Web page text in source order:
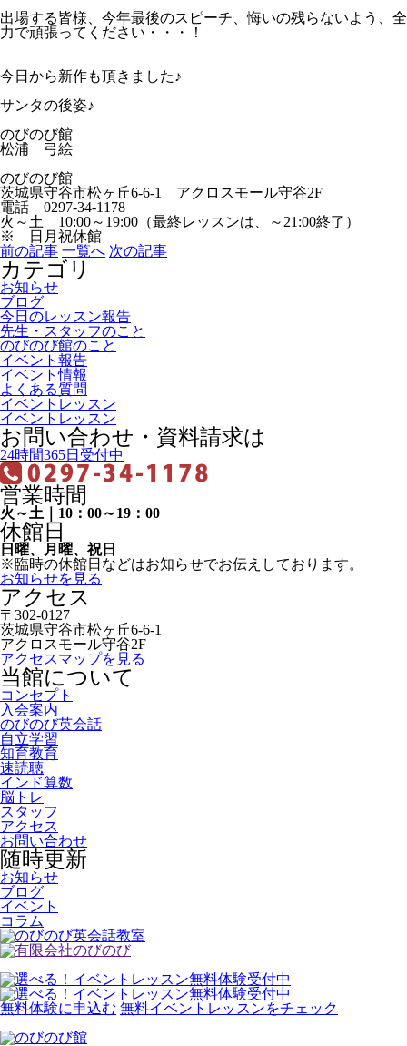
出場する皆様、今年最後のスピーチ、悔いの残らないよう、全
力で頑張ってください・・・！
今日から新作も頂きました♪
サンタの後姿♪
のびのび館
松浦 弓絵
のびのび館
茨城県守谷市松ヶ丘6-6-1 アクロスモール守谷2F
電話 0297-34-1178
火～土 10:00～19:00（最終レッスンは、～21:00終了）
※ 日月祝休館
前の記事 一覧へ 次の記事
カテゴリ
お知らせ
ブログ
今日のレッスン報告
先生・スタッフのこと
のびのび館のこと
イベント報告
イベント情報
よくある質問
イベントレッスン
イベントレッスン
お問い合わせ・資料請求は
24時間365日受付中
営業時間
火～土｜10：00～19：00
休館日
日曜、月曜、祝日
※臨時の休館日などはお知らせでお伝えしております。
お知らせを見る
アクセス
〒302-0127
茨城県守谷市松ヶ丘6-6-1
アクロスモール守谷2F
アクセスマップを見る
当館について
コンセプト
入会案内
のびのび英会話
自立学習
知育教育
速読聴
インド算数
脳トレ
スタッフ
アクセス
お問い合わせ
随時更新
お知らせ
ブログ
イベント
コラム
無料体験に申込む 無料イベントレッスンをチェック